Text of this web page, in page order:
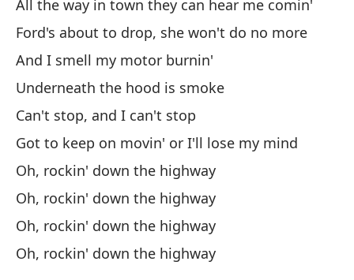
All the way in town they can hear me comin'
Ford's about to drop, she won't do no more
And I smell my motor burnin'
Underneath the hood is smoke
Can't stop, and I can't stop
Got to keep on movin' or I'll lose my mind
Oh, rockin' down the highway
Oh, rockin' down the highway
Oh, rockin' down the highway
Oh, rockin' down the highway